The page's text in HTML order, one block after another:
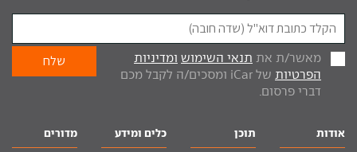
מאשר/ת את תנאי השימוש ומדיניות
הפרטיות
של iCar ומסכים/ה לקבל מכם
דברי פרסום.
אודות תוכן כלים ומידע מדורים